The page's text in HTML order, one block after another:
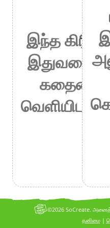
இந்த
இதுவரை
தனிமை|
©2026 SoCreate.